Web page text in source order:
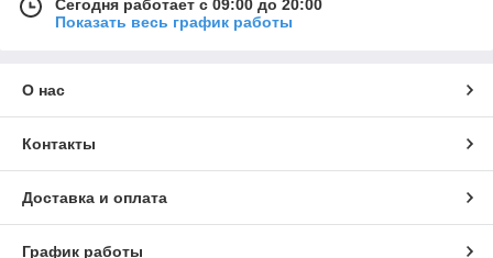
Сегодня работает с 09:00 до 20:00
Показать весь график работы
О нас
Контакты
Доставка и оплата
График работы